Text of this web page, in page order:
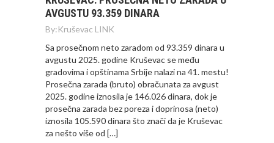
AVGUSTU 93.359 DINARA
By:Kruševac LINK
Sa prosečnom neto zaradom od 93.359 dinara u
avgustu 2025. godine Kruševac se među
gradovima i opštinama Srbije nalazi na 41. mestu!
Prosečna zarada (bruto) obračunata za avgust
2025. godine iznosila je 146.026 dinara, dok je
prosečna zarada bez poreza i doprinosa (neto)
iznosila 105.590 dinara što znači da je Kruševac
za nešto više od […]